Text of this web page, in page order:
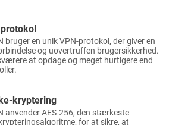
bruger en unik VPN-protokol, der giver en
og uovertruffen brugersikkerhed.
at opdage og meget hurtigere end
kryptering
anvender AES-256, den stærkeste
for at sikre, at